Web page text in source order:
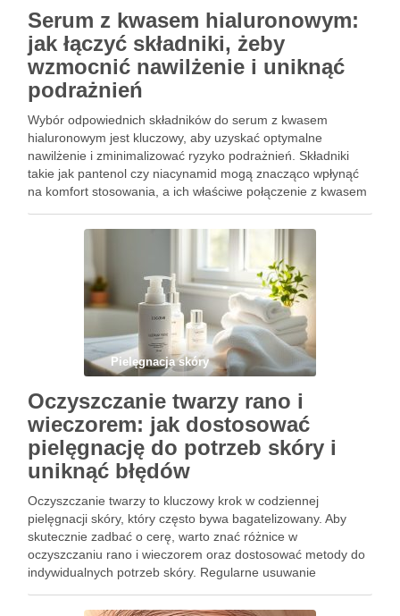
Serum z kwasem hialuronowym:
jak łączyć składniki, żeby
wzmocnić nawilżenie i uniknąć
podrażnień
Wybór odpowiednich składników do serum z kwasem
hialuronowym jest kluczowy, aby uzyskać optymalne
nawilżenie i zminimalizować ryzyko podrażnień. Składniki
takie jak pantenol czy niacynamid mogą znacząco wpłynąć
na komfort stosowania, a ich właściwe połączenie z kwasem
i mniej wrażliwa. Zrozumienie, jakie substancje …
Pielęgnacja skóry
Oczyszczanie twarzy rano i
wieczorem: jak dostosować
pielęgnację do potrzeb skóry i
uniknąć błędów
Oczyszczanie twarzy to kluczowy krok w codziennej
pielęgnacji skóry, który często bywa bagatelizowany. Aby
skutecznie zadbać o cerę, warto znać różnice w
oczyszczaniu rano i wieczorem oraz dostosować metody do
indywidualnych potrzeb skóry. Regularne usuwanie
zdrowego wyglądu, a unikanie typowych błędów może